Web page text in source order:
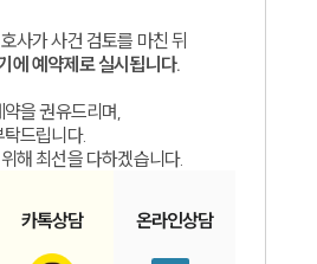
사가 사건 검토를 마친 뒤
에 예약제로 실시됩니다.
을 권유드리며,
드립니다.
해 최선을 다하겠습니다.
카톡상담 온라인상담